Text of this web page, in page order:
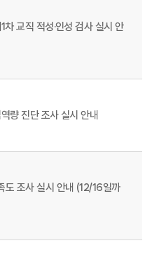
교직 적성·인성 검사 실시 안
량 진단 조사 실시 안내
조사 실시 안내 (12/16일까